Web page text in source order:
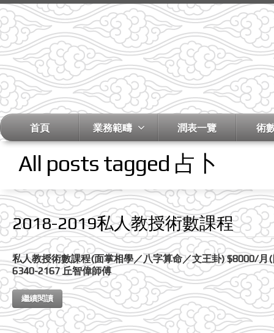
首頁 業務範疇 潤表一覽 術
All posts tagged 占卜
2018-2019私人教授術數課程
私人教授術數課程(面掌相學／八字算命／文王卦) $8000/
6340-2167 丘智偉師傅
繼續閱讀